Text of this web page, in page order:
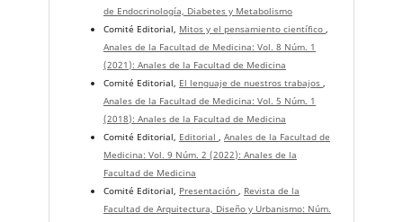
de Endocrinología, Diabetes y Metabolismo
Comité Editorial, Mitos y el pensamiento científico ,
Anales de la Facultad de Medicina: Vol. 8 Núm. 1
(2021): Anales de la Facultad de Medicina
Comité Editorial, El lenguaje de nuestros trabajos ,
Anales de la Facultad de Medicina: Vol. 5 Núm. 1
(2018): Anales de la Facultad de Medicina
Comité Editorial, Editorial , Anales de la Facultad de
Medicina: Vol. 9 Núm. 2 (2022): Anales de la
Facultad de Medicina
Comité Editorial, Presentación , Revista de la
Facultad de Arquitectura, Diseño y Urbanismo: Núm.